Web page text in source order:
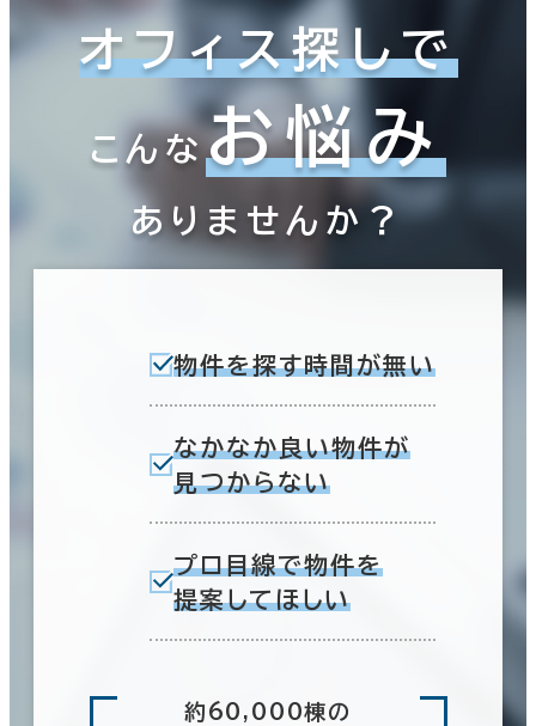
オフィス探しで
こんなお悩み
ありませんか？
物件を探す時間が無い
なかなか良い物件が
見つからない
プロ目線で物件を
提案してほしい
約60,000棟の